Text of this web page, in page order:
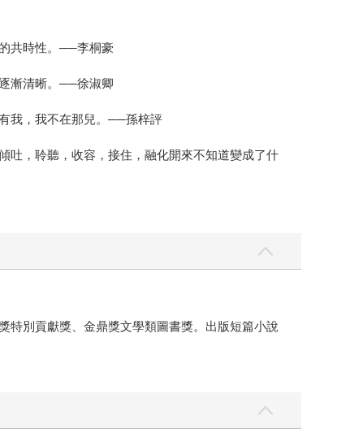
共時性。──李桐豪
漸清晰。──徐淑卿
我，我不在那兒。──孫梓評
吐，聆聽，收容，接住，融化開來不知道變成了什
特別貢獻獎、金鼎獎文學類圖書獎。出版短篇小說